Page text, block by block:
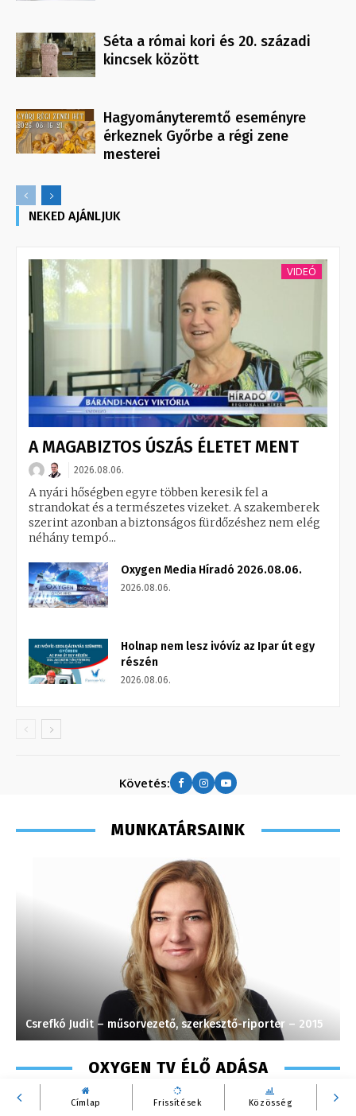
Címlap Frissítések Közösség
Séta a római kori és 20. századi
kincsek között
Hagyományteremtő eseményre
érkeznek Győrbe a régi zene
mesterei
NEKED AJÁNLJUK
VIDEÓ
A MAGABIZTOS ÚSZÁS ÉLETET MENT
2026.08.06.
A nyári hőségben egyre többen keresik fel a
strandokat és a természetes vizeket. A szakemberek
szerint azonban a biztonságos fürdőzéshez nem elég
néhány tempó...
Oxygen Media Híradó 2026.08.06.
2026.08.06.
Holnap nem lesz ivóvíz az Ipar út egy
részén
2026.08.06.
Követés:
MUNKATÁRSAINK
Csrefkó Judit – műsorvezető, szerkesztő-riporter – 2015
OXYGEN TV ÉLŐ ADÁSA